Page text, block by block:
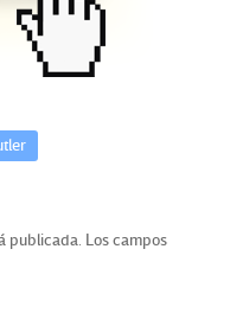
tir
publicada. Los campos